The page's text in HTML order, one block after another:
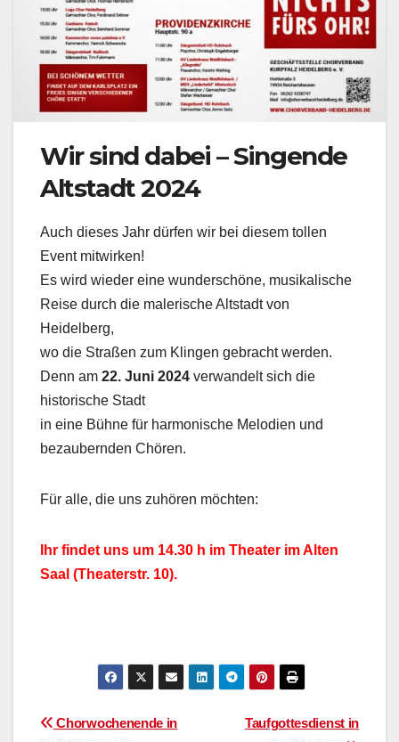
Wir sind dabei – Singende
Altstadt 2024
Auch dieses Jahr dürfen wir bei diesem tollen
Event mitwirken!
Es wird wieder eine wunderschöne, musikalische
Reise durch die malerische Altstadt von
Heidelberg,
wo die Straßen zum Klingen gebracht werden.
Denn am 22. Juni 2024 verwandelt sich die
historische Stadt
in eine Bühne für harmonische Melodien und
bezaubernden Chören.
Für alle, die uns zuhören möchten:
Ihr findet uns um 14.30 h im Theater im Alten
Saal (Theaterstr. 10).
BeitragsnavigationTaufgottesdienst in
Chorwochenende in